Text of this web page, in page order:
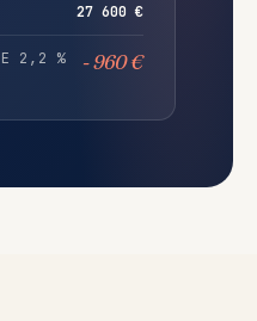
27 600 €
2,2 % - 960 €